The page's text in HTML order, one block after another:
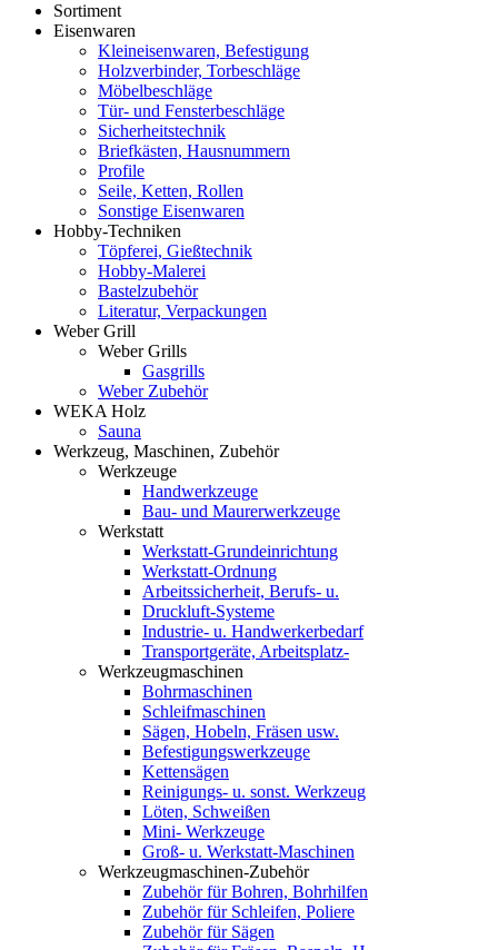
Sortiment
Eisenwaren
Kleineisenwaren, Befestigung
Holzverbinder, Torbeschläge
Möbelbeschläge
Tür- und Fensterbeschläge
Sicherheitstechnik
Briefkästen, Hausnummern
Profile
Seile, Ketten, Rollen
Sonstige Eisenwaren
Hobby-Techniken
Töpferei, Gießtechnik
Hobby-Malerei
Bastelzubehör
Literatur, Verpackungen
Weber Grill
Weber Grills
Gasgrills
Weber Zubehör
WEKA Holz
Sauna
Werkzeug, Maschinen, Zubehör
Werkzeuge
Handwerkzeuge
Bau- und Maurerwerkzeuge
Werkstatt
Werkstatt-Grundeinrichtung
Werkstatt-Ordnung
Arbeitssicherheit, Berufs- u.
Druckluft-Systeme
Industrie- u. Handwerkerbedarf
Transportgeräte, Arbeitsplatz-
Werkzeugmaschinen
Bohrmaschinen
Schleifmaschinen
Sägen, Hobeln, Fräsen usw.
Befestigungswerkzeuge
Kettensägen
Reinigungs- u. sonst. Werkzeug
Löten, Schweißen
Mini- Werkzeuge
Groß- u. Werkstatt-Maschinen
Werkzeugmaschinen-Zubehör
Zubehör für Bohren, Bohrhilfen
Zubehör für Schleifen, Poliere
Zubehör für Sägen